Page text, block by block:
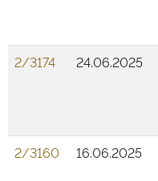
2/3174
24.06.2025
2/3160
16.06.2025